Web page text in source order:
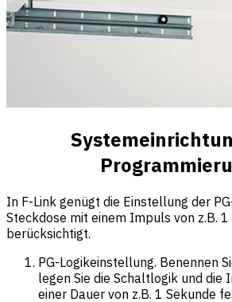
In F-Link genügt die Einstellung der
Steckdose mit einem Impuls von z.B. 1
berücksichtigt.
PG-Logikeinstellung. Benennen
legen Sie die Schaltlogik und die
einer Dauer von z.B. 1 Sekunde